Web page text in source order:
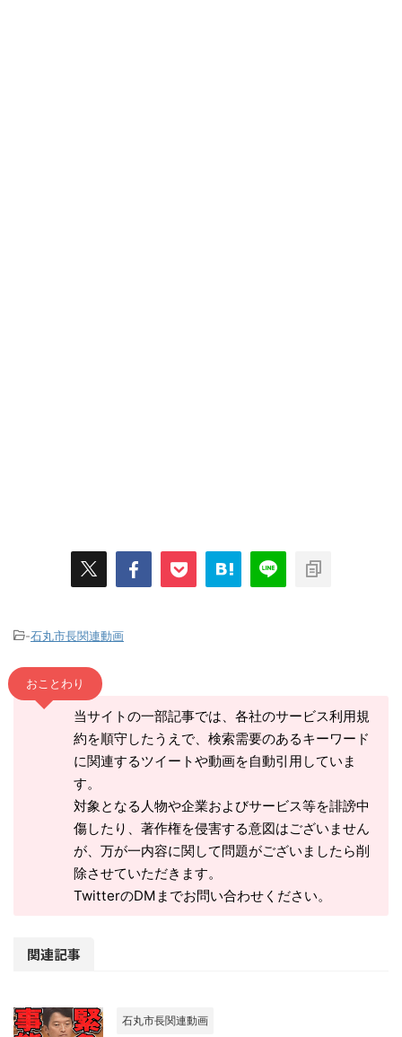
-石丸市長関連動画
おことわり
当サイトの一部記事では、各社のサービス利用規
約を順守したうえで、検索需要のあるキーワード
に関連するツイートや動画を自動引用していま
す。
対象となる人物や企業およびサービス等を誹謗中
傷したり、著作権を侵害する意図はございません
が、万が一内容に関して問題がございましたら削
除させていただきます。
TwitterのDMまでお問い合わせください。
関連記事
石丸市長関連動画